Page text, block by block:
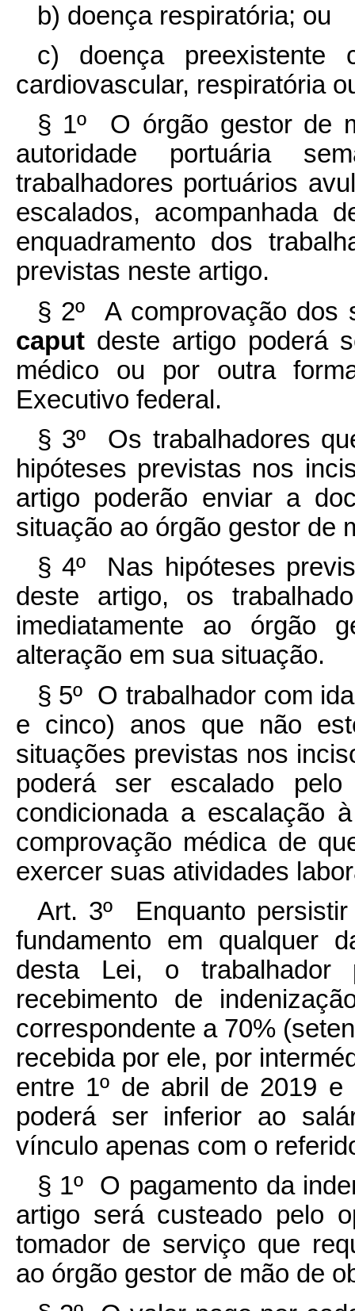
b) doença respiratória; ou
c) doença preexistente
cardiovascular, respiratória
§ 1º O órgão gestor de
autoridade portuária
trabalhadores portuários
escalados, acompanhada
enquadramento dos
previstas neste artigo.
§ 2º A comprovação dos
caput deste artigo poderá
médico ou por outra
Executivo federal.
§ 3º Os trabalhadores
hipóteses previstas nos
artigo poderão enviar a
situação ao órgão gestor de
§ 4º Nas hipóteses
deste artigo, os
imediatamente ao órgão
alteração em sua situação.
§ 5º O trabalhador com
e cinco) anos que não
situações previstas nos
poderá ser escalado
condicionada a escalação
comprovação médica de
exercer suas atividades
Art. 3º Enquanto
fundamento em qualquer
desta Lei, o trabalhador
recebimento de
correspondente a 70%
recebida por ele, por
entre 1º de abril de 2019
poderá ser inferior ao
vínculo apenas com o
§ 1º O pagamento da
artigo será custeado pelo
tomador de serviço que
ao órgão gestor de mão de